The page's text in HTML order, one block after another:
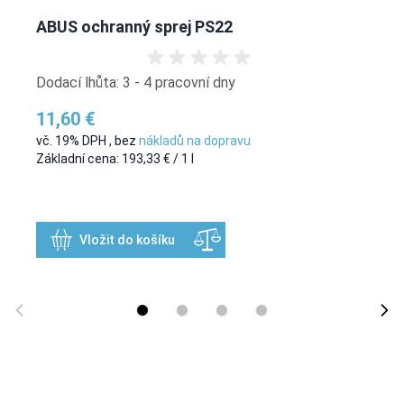
ABUS ochranný sprej PS22
Dodací lhůta: 3 - 4 pracovní dny
11,60 €
vč. 19% DPH , bez nákladů na dopravu
Základní cena: 193,33 € / 1 l
Vložit do košíku